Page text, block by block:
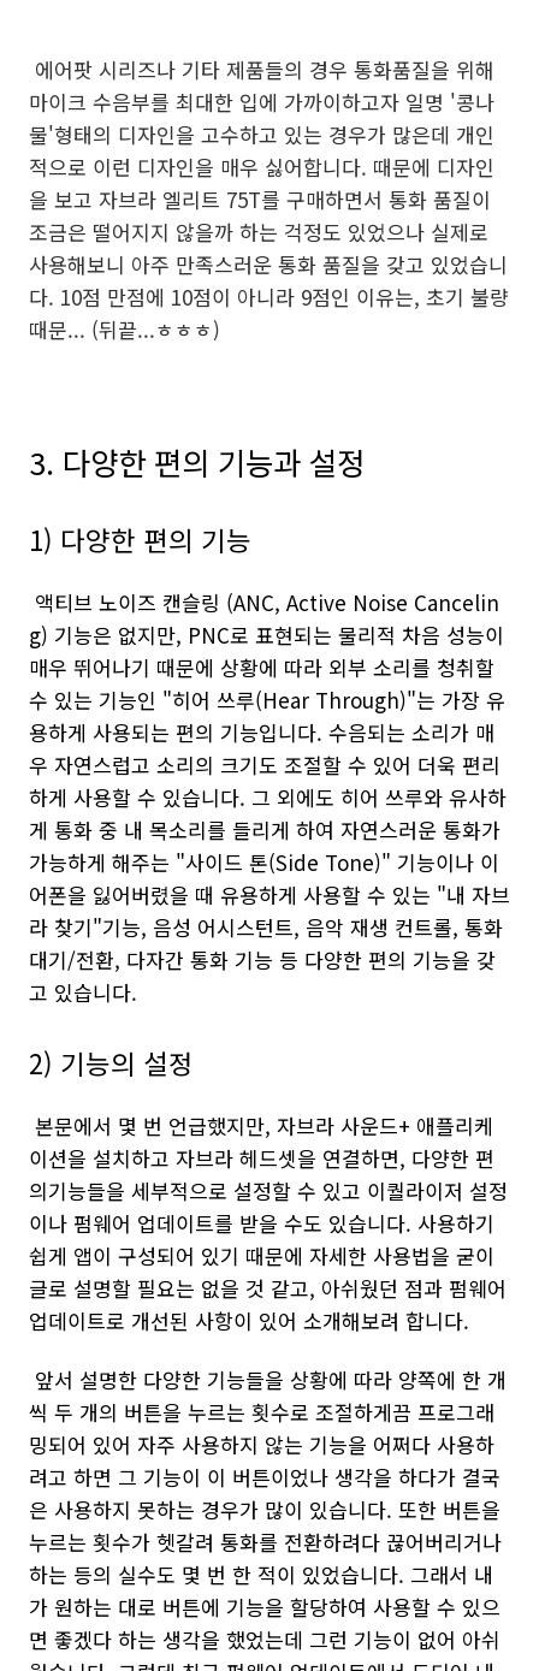
에어팟 시리즈나 기타 제품들의 경우 통화품질을 위해
마이크 수음부를 최대한 입에 가까이하고자 일명 '콩나
물'형태의 디자인을 고수하고 있는 경우가 많은데 개인
적으로 이런 디자인을 매우 싫어합니다. 때문에 디자인
을 보고 자브라 엘리트 75T를 구매하면서 통화 품질이
조금은 떨어지지 않을까 하는 걱정도 있었으나 실제로
사용해보니 아주 만족스러운 통화 품질을 갖고 있었습니
다. 10점 만점에 10점이 아니라 9점인 이유는, 초기 불량
때문... (뒤끝...ㅎㅎㅎ)
3. 다양한 편의 기능과 설정
1) 다양한 편의 기능
액티브 노이즈 캔슬링 (ANC, Active Noise Cancelin
g) 기능은 없지만, PNC로 표현되는 물리적 차음 성능이
매우 뛰어나기 때문에 상황에 따라 외부 소리를 청취할
수 있는 기능인 "히어 쓰루(Hear Through)"는 가장 유
용하게 사용되는 편의 기능입니다. 수음되는 소리가 매
우 자연스럽고 소리의 크기도 조절할 수 있어 더욱 편리
하게 사용할 수 있습니다. 그 외에도 히어 쓰루와 유사하
게 통화 중 내 목소리를 들리게 하여 자연스러운 통화가
가능하게 해주는 "사이드 톤(Side Tone)" 기능이나 이
어폰을 잃어버렸을 때 유용하게 사용할 수 있는 "내 자브
라 찾기"기능, 음성 어시스턴트, 음악 재생 컨트롤, 통화
대기/전환, 다자간 통화 기능 등 다양한 편의 기능을 갖
고 있습니다.
2) 기능의 설정
본문에서 몇 번 언급했지만, 자브라 사운드+ 애플리케
이션을 설치하고 자브라 헤드셋을 연결하면, 다양한 편
의기능들을 세부적으로 설정할 수 있고 이퀄라이저 설정
이나 펌웨어 업데이트를 받을 수도 있습니다. 사용하기
쉽게 앱이 구성되어 있기 때문에 자세한 사용법을 굳이
글로 설명할 필요는 없을 것 같고, 아쉬웠던 점과 펌웨어
업데이트로 개선된 사항이 있어 소개해보려 합니다.
앞서 설명한 다양한 기능들을 상황에 따라 양쪽에 한 개
씩 두 개의 버튼을 누르는 횟수로 조절하게끔 프로그래
밍되어 있어 자주 사용하지 않는 기능을 어쩌다 사용하
려고 하면 그 기능이 이 버튼이었나 생각을 하다가 결국
은 사용하지 못하는 경우가 많이 있습니다. 또한 버튼을
누르는 횟수가 헷갈려 통화를 전환하려다 끊어버리거나
하는 등의 실수도 몇 번 한 적이 있었습니다. 그래서 내
가 원하는 대로 버튼에 기능을 할당하여 사용할 수 있으
면 좋겠다 하는 생각을 했었는데 그런 기능이 없어 아쉬